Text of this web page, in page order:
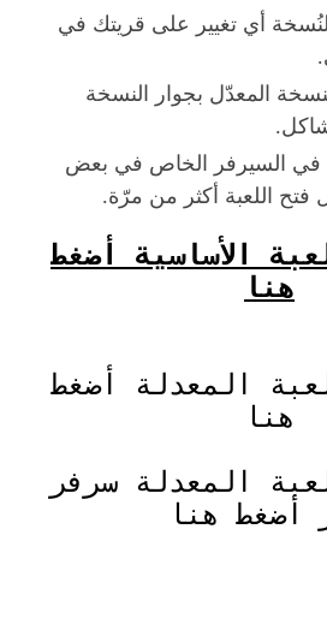
أي تغيير على قريتك في
المعدّل بجوار النسخة
السيرفر الخاص في بعض
فتح اللعبة أكثر من مرّة.
الأساسية أضغط
هنا
المعدلة أضغط
هنا
المعدلة سرفر
أضغط هنا